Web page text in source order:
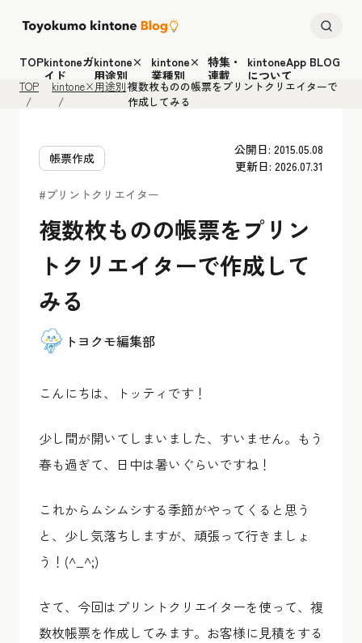
TOPkintoneガ
イド
kintone×
用途別
kintone×
業種別
特集・
連載
kintoneApp BLOG
について
TOP kintone×用途別複数枚ものの帳票をプリントクリエイターで
作成してみる
帳票作成
公開日: 2015.05.08
更新日: 2026.07.31
#プリントクリエイター
複数枚ものの帳票をプリン
トクリエイターで作成して
みる
トヨクモ編集部
こんにちは、トッティです！
少し間が開いてしまいました、すいません。もう
春も過ぎて、日中は暑いぐらいですね！
これからムシムシする季節がやってくると思う
と、少し気落ちしますが、頑張って行きましょ
う！(^_^;)
さて、今回はプリントクリエイターを使って、複
数枚帳票を作成してみます。お客様に見積をする